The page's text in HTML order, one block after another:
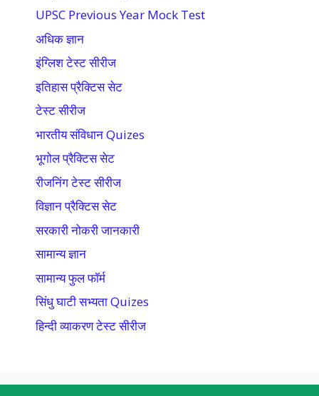
UPSC Previous Year Mock Test
अधिक ज्ञान
इंग्लिश टेस्ट सीरीज
इतिहास प्रैक्टिस सेट
टेस्ट सीरीज
भारतीय संविधान Quizes
भूगोल प्रैक्टिस सेट
रीजनिंग टेस्ट सीरीज
विज्ञान प्रैक्टिस सेट
सरकारी नोकरी जानकारी
सामान्य ज्ञान
सामान्य फुल फॉर्म
सिंधु घाटी सभ्यता Quizes
हिन्दी व्याकरण टेस्ट सीरीज